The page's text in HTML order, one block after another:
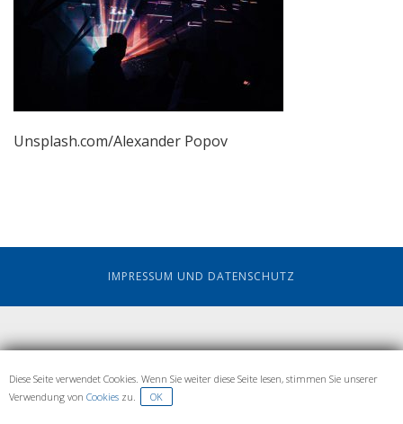
Unsplash.com/Alexander Popov
IMPRESSUM UND DATENSCHUTZ
Diese Seite verwendet Cookies. Wenn Sie weiter diese Seite lesen, stimmen Sie unserer
Verwendung von Cookies zu. OK